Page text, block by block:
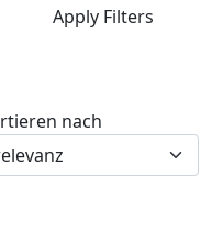
Apply Filters
nach